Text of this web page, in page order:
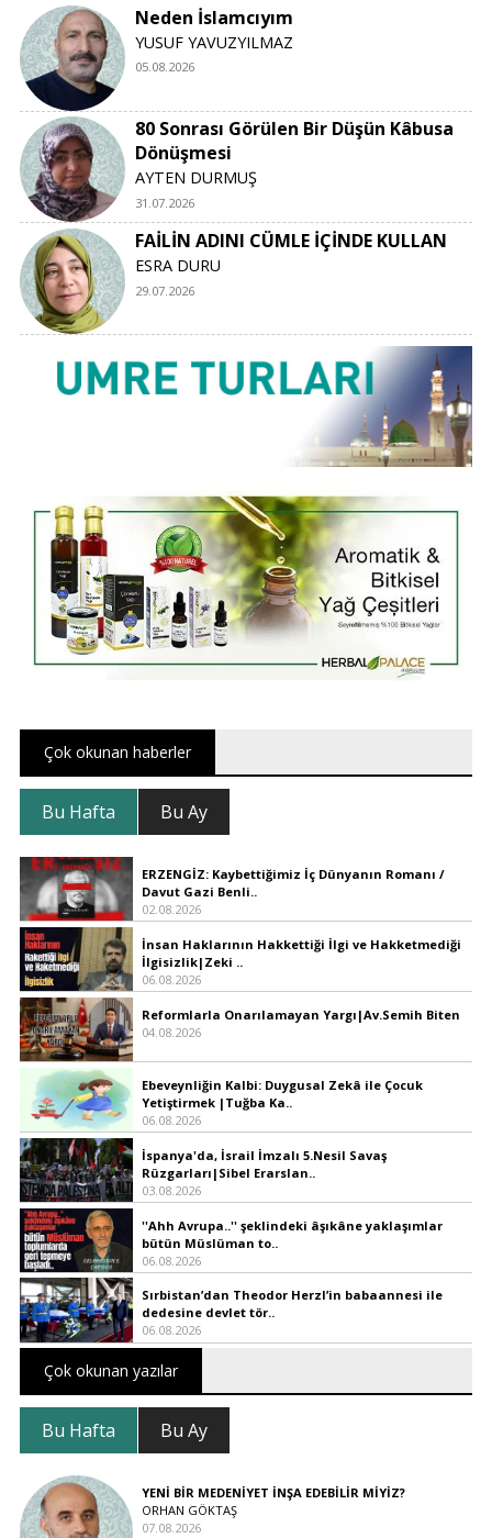
Neden İslamcıyım
YUSUF YAVUZYILMAZ
05.08.2026
80 Sonrası Görülen Bir Düşün Kâbusa
Dönüşmesi
AYTEN DURMUŞ
31.07.2026
FAİLİN ADINI CÜMLE İÇİNDE KULLAN
ESRA DURU
29.07.2026
Çok okunan haberler
Bu Hafta Bu Ay
ERZENGİZ: Kaybettiğimiz İç Dünyanın Romanı /
Davut Gazi Benli..
02.08.2026
İnsan Haklarının Hakkettiği İlgi ve Hakketmediği
İlgisizlik|Zeki ..
06.08.2026
Reformlarla Onarılamayan Yargı|Av.Semih Biten
04.08.2026
Ebeveynliğin Kalbi: Duygusal Zekâ ile Çocuk
Yetiştirmek |Tuğba Ka..
06.08.2026
İspanya'da, İsrail İmzalı 5.Nesil Savaş
Rüzgarları|Sibel Erarslan..
03.08.2026
''Ahh Avrupa..'' şeklindeki âşıkâne yaklaşımlar
bütün Müslüman to..
06.08.2026
Sırbistan’dan Theodor Herzl’in babaannesi ile
dedesine devlet tör..
06.08.2026
Çok okunan yazılar
Bu Hafta Bu Ay
YENİ BİR MEDENİYET İNŞA EDEBİLİR MİYİZ?
ORHAN GÖKTAŞ
07.08.2026